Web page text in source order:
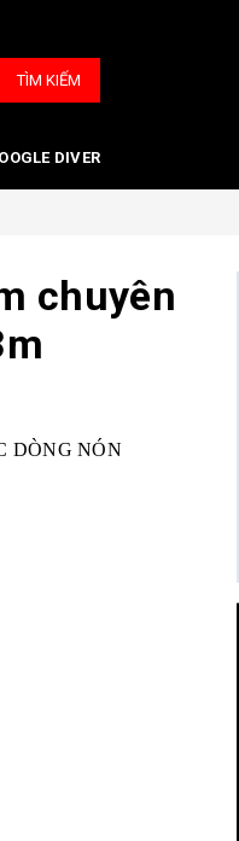
TÌM KIẾM
DIVER
chuyên
DÒNG NÓN